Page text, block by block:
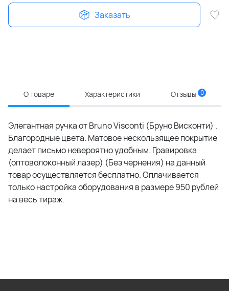
Заказать
О товаре Характеристики Отзывы 0
Элегантная ручка от Bruno Visconti (Бруно Висконти) .
Благородные цвета. Матовое нескользящее покрытие
делает письмо невероятно удобным. Гравировка
(оптоволоконный лазер) (Без чернения) на данный
товар осуществляется бесплатно. Оплачивается
только настройка оборудования в размере 950 рублей
на весь тираж.